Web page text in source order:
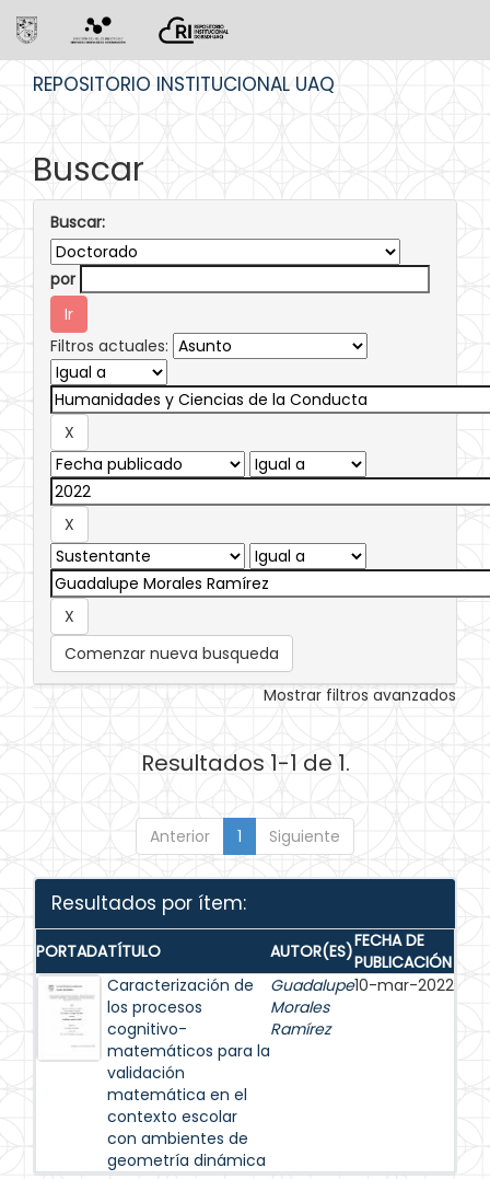
REPOSITORIO INSTITUCIONAL UAQ
Buscar
Buscar:
por
Filtros actuales:
Comenzar nueva busqueda
Mostrar filtros avanzados
Resultados 1-1 de 1.
Anterior 1 Siguiente
Resultados por ítem:
PORTADATÍTULO AUTOR(ES)FECHA DE
PUBLICACIÓN
Caracterización de
los procesos
cognitivo-
matemáticos para la
validación
matemática en el
contexto escolar
con ambientes de
geometría dinámica
Guadalupe
Morales
Ramírez
10-mar-2022